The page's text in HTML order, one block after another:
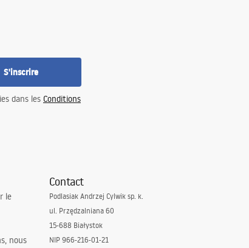
S'inscrire
dans les Conditions
le
nous
Contact
Podlasiak Andrzej Cylwik sp. k.
ul. Przędzalniana 60
15-688 Białystok
NIP 966-216-01-21